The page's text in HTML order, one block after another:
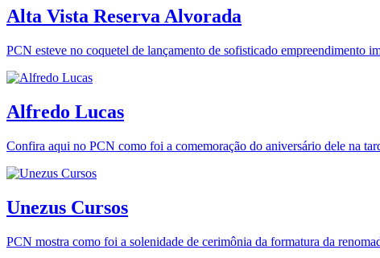
Alta Vista Reserva Alvorada
PCN esteve no coquetel de lançamento de sofisticado empreendimento
Alfredo Lucas
Confira aqui no PCN como foi a comemoração do aniversário dele na
Unezus Cursos
PCN mostra como foi a solenidade de cerimônia da formatura da